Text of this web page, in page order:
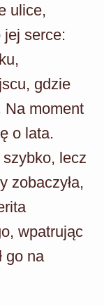
ulice,
jej serce:
gdzie
Na moment
o lata.
szybko, lecz
zobaczyła,
wpatrując
go na